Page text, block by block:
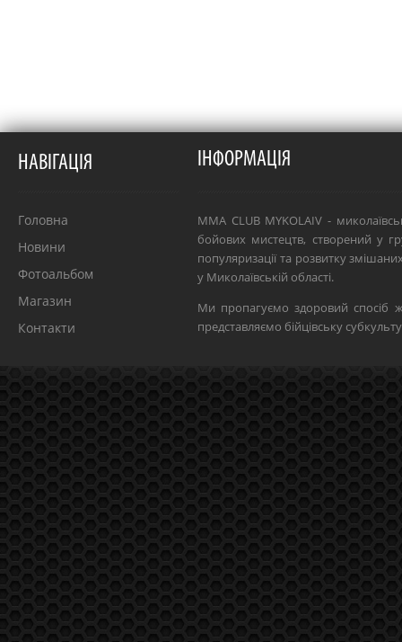
НАВІГАЦІЯ
Головна
Новини
Фотоальбом
Магазин
Контакти
ІНФОРМАЦІЯ
MMA CLUB MYKOLAIV -
бойових мистецтв, створений у
популяризації та розвитку
у Миколаївській області.
Ми пропагуємо здоровий спосіб
представляємо бійцівську